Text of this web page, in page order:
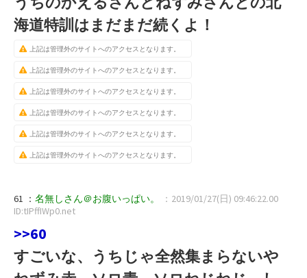
海道特訓はまだまだ続くよ！
上記は管理外のサイトへのアクセスとなります。
上記は管理外のサイトへのアクセスとなります。
上記は管理外のサイトへのアクセスとなります。
上記は管理外のサイトへのアクセスとなります。
上記は管理外のサイトへのアクセスとなります。
上記は管理外のサイトへのアクセスとなります。
61 ： 名無しさん＠お腹いっぱい。
：2019/01/27(日) 09:46:22.00
ID:tIPffIWp0.net
>>60
すごいな、うちじゃ全然集まらないや